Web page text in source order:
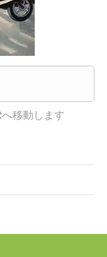
移動します